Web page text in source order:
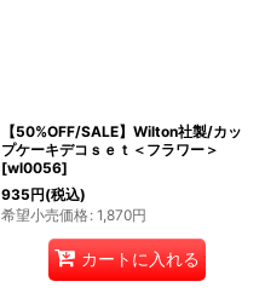
【50%OFF/SALE】Wilton社製/カッ
プケーキデコｓｅｔ＜フラワー＞
[wl0056]
935円(税込)
希望小売価格: 1,870円
カートに入れる